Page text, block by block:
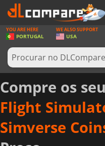
JOGOS
GAME CARDS
SOFTWARE
REWARDS
HARDWARE
NOTÍCIAS
YOU ARE HERE
PORTUGAL
WE ALSO SUPPORT
USA
Compre os
Flight
Simverse